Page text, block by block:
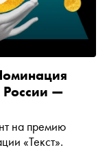
России —
на премию
«Текст».